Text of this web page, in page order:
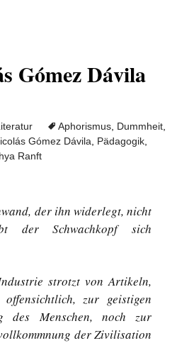
ist die Grundlage
Gómez Dávila
Aphorismus Dummheit
Gómez Dávila Pädagogik
Ranft
der ihn widerlegt, nicht
der Schwachkopf sich
strotzt von Artikeln,
zur geistigen
des Menschen, noch zur
der Zivilisation